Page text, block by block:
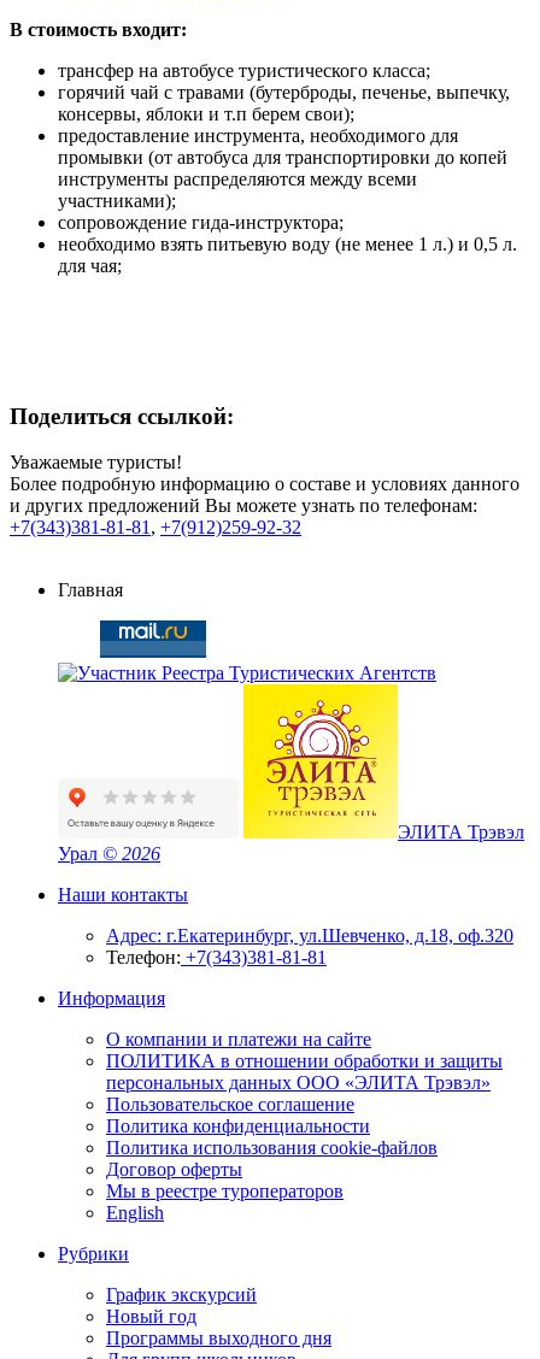
В стоимость входит:
трансфер на автобусе туристического класса;
горячий чай с травами (бутерброды, печенье, выпечку,
консервы, яблоки и т.п берем свои);
предоставление инструмента, необходимого для
промывки (от автобуса для транспортировки до копей
инструменты распределяются между всеми
участниками);
сопровождение гида-инструктора;
необходимо взять питьевую воду (не менее 1 л.) и 0,5 л.
для чая;
Поделиться ссылкой:
Уважаемые туристы!
Более подробную информацию о составе и условиях данного
и других предложений Вы можете узнать по телефонам:
+7(343)381-81-81, +7(912)259-92-32
Главная
ЭЛИТА Трэвэл
Урал © 2026
Наши контакты
Адрес: г.Екатеринбург, ул.Шевченко, д.18, оф.320
Телефон: +7(343)381-81-81
Информация
О компании и платежи на сайте
ПОЛИТИКА в отношении обработки и защиты
персональных данных ООО «ЭЛИТА Трэвэл»
Пользовательское соглашение
Политика конфиденциальности
Политика использования cookie-файлов
Договор оферты
Мы в реестре туроператоров
English
Рубрики
График экскурсий
Новый год
Программы выходного дня